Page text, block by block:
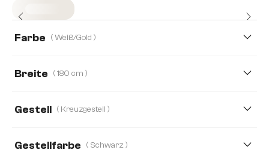
Farbe ( Weiß/Gold )
Breite ( 180 cm )
Gestell ( Kreuzgestell )
Gestellfarbe ( Schwarz )